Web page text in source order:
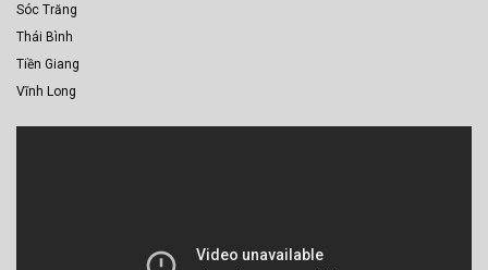
Sóc Trăng
Thái Bình
Tiền Giang
Vĩnh Long